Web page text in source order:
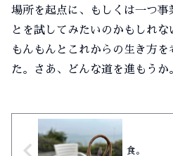
場所を起点に、もしくは一つ事
とを試してみたいのかもしれな
もんもんとこれからの生き方
た。さあ、どんな道を進もうか
食。